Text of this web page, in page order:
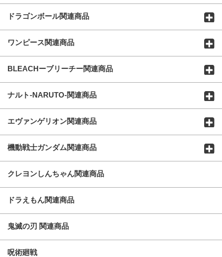
ドラゴンボール関連商品
ワンピース関連商品
BLEACHーブリーチー関連商品
ナルト-NARUTO-関連商品
エヴァンゲリオン関連商品
機動戦士ガンダム関連商品
クレヨンしんちゃん関連商品
ドラえもん関連商品
鬼滅の刃 関連商品
呪術廻戦